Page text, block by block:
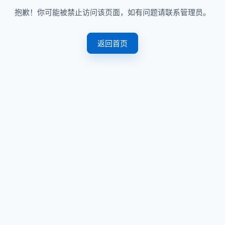
抱歉！你可能被禁止访问该页面，如有问题请联系管理员。
返回首页